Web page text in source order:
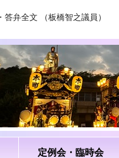
弁全文 （板橋智之議員）
定例会・臨時会